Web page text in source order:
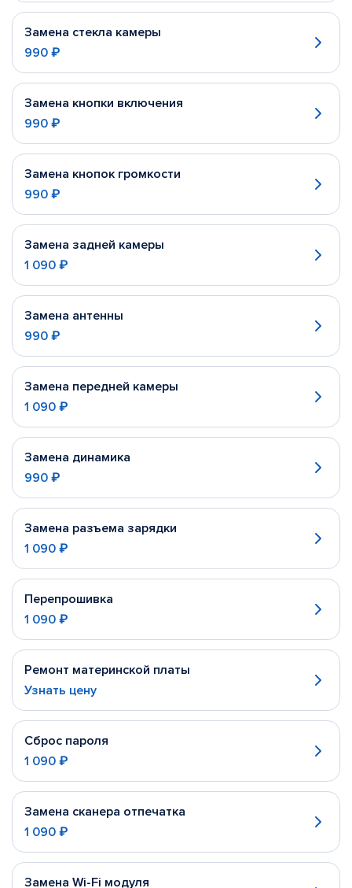
Замена стекла камеры
990 ₽
Замена кнопки включения
990 ₽
Замена кнопок громкости
990 ₽
Замена задней камеры
1 090 ₽
Замена антенны
990 ₽
Замена передней камеры
1 090 ₽
Замена динамика
990 ₽
Замена разъема зарядки
1 090 ₽
Перепрошивка
1 090 ₽
Ремонт материнской платы
Узнать цену
Сброс пароля
1 090 ₽
Замена сканера отпечатка
1 090 ₽
Замена Wi-Fi модуля